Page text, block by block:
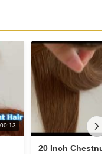
00:13
20 Inch Chestnut